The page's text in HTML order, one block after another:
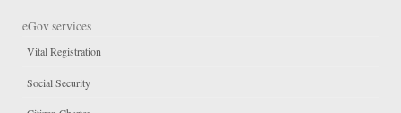
eGov services
Vital Registration
Social Security